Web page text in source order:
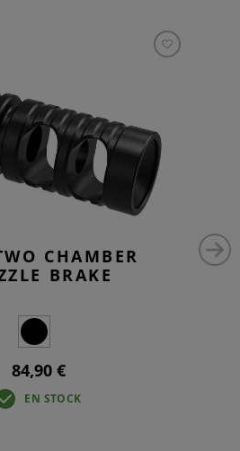
CHAMBER
BRAKE
84,90 €
EN STOCK